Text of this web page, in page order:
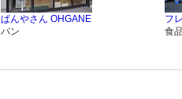
ぱんやさん OHGANE
パン
フ
食